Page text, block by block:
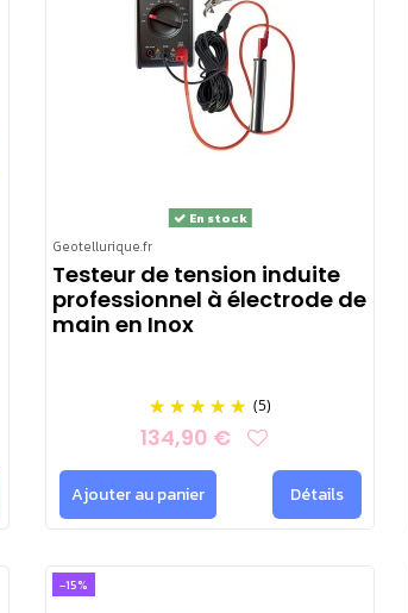
Geotellurique.fr
En stock
Testeur de tension induite
professionnel à électrode de
main en Inox
(5)
134,90 €
Ajouter au panier Détails
-15%